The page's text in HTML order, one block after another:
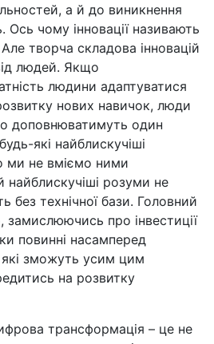
а й до виникнення
Ось чому інновації називають
творча складова інновацій
людей. Якщо
людини адаптуватися
нових навичок, люди
доповнюватимуть один
які найблискучіші
ми не вміємо ними
найблискучіші розуми не
без технічної бази. Головний
про інвестиції
повинні насамперед
зможуть усим цим
на розвитку
трансформація – це не